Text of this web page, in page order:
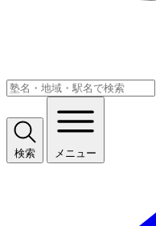
検索 メニュー